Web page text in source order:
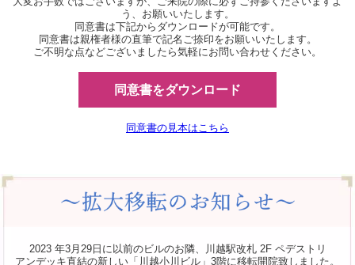
う、お願いいたします。
同意書は下記からダウンロードが可能です。
同意書は親権者様の直筆で記名ご捺印をお願いいたします。
ご不明な点などございましたら気軽にお問い合わせください。
同意書をダウンロード
同意書の見本はこちら
2023 年3月29日に以前のビルのお隣、川越駅改札 2F ペデストリ
アンデッキ直結の新しい「川越小川ビル」3階に移転開院致しました。